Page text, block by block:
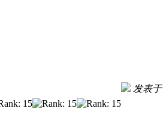
发表于